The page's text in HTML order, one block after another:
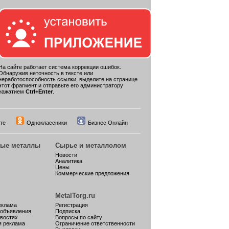
сайте работает система коррекции ошибок.
неточность в тексте или
ссылки, выделите на странице
фрагмент и отправьте его администратору
Ctrl+Enter
Одноклассники Бизнес Онлайн
металлы Сырье и металлолом
Новости
Аналитика
Цены
Коммерческие предложения
реклама
MetalTorg.ru
Регистрация
Подписка
Вопросы по сайту
Ограничение ответственности